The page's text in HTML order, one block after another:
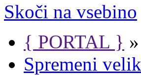
Skoči na vsebino
{ PORTAL } »
Spremeni